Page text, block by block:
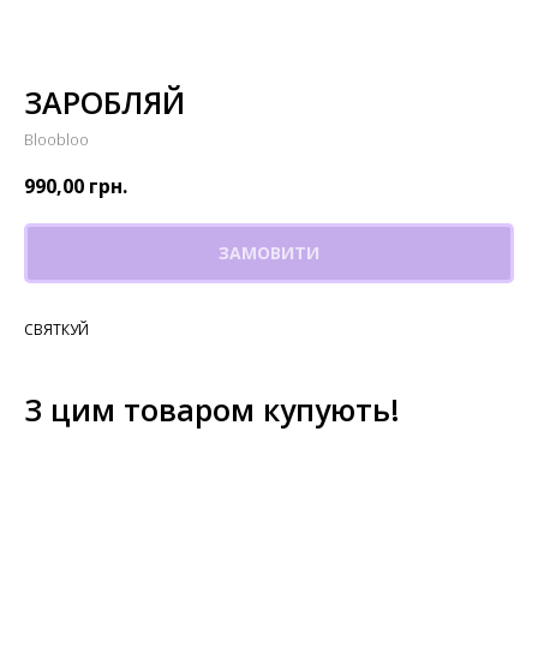
ЗАРОБЛЯЙ
Bloobloo
990,00 грн.
ЗАМОВИТИ
СВЯТКУЙ
З цим товаром купують!